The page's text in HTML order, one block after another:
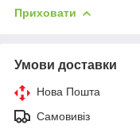
Приховати
Умови доставки
Нова Пошта
Самовивіз